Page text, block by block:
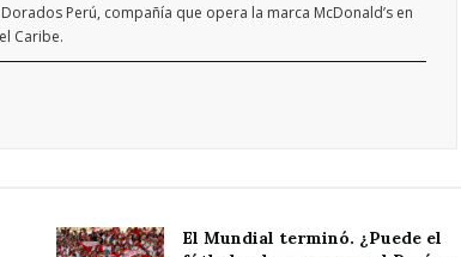
Perú, compañía que opera la marca McDonald’s en
Caribe.
El Mundial terminó. ¿Puede el